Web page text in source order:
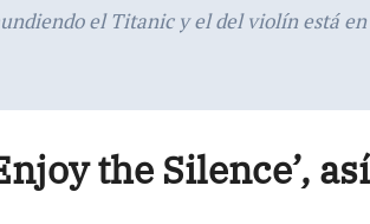
el Titanic y el del violín está
the Silence’,